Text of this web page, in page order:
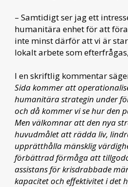
– Samtidigt ser jag ett
humanitära enhet för att
inte minst därför att vi är
lokalt arbete som
I en skriftlig kommentar
Sida kommer att
humanitära strategin under
och då kommer vi se hur den
Men välkomnar att den nya
huvudmålet att rädda liv,
upprätthålla mänsklig
förbättrad förmåga att
assistans för krisdrabbade
kapacitet och effektivitet i det